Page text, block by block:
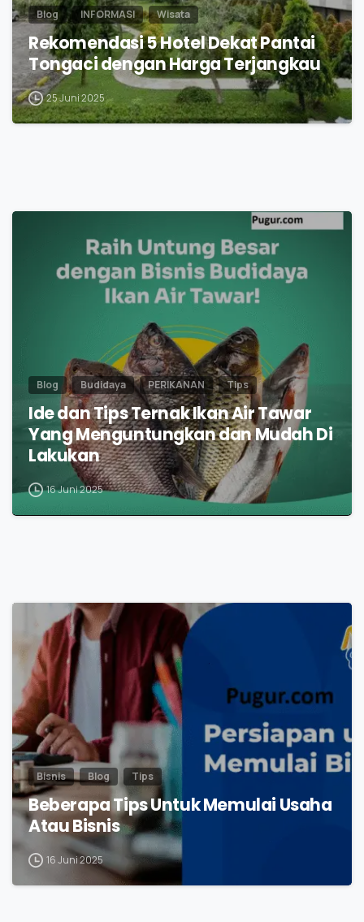
Blog INFORMASI Wisata
Rekomendasi 5 Hotel Dekat Pantai
Tongaci dengan Harga Terjangkau
25 Juni 2025
Blog Budidaya PERIKANAN Tips
Ide dan Tips Ternak Ikan Air Tawar
Yang Menguntungkan dan Mudah Di
Lakukan
16 Juni 2025
Bisnis Blog Tips
Beberapa Tips Untuk Memulai Usaha
Atau Bisnis
16 Juni 2025